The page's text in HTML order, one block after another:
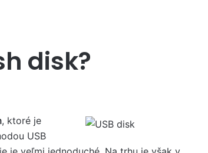
disk?
, ktoré je
USB